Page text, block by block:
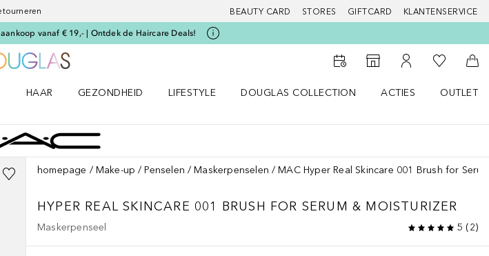
BEAUTY CARD STORES GIFTCARD KLANTENSERVICE
vanaf € 19,- | Ontdek de Haircare Deals!
Naar StorefinderNaar Mijn Account
Naar Mijn
HAAR
GEZONDHEID
LIFESTYLE
DOUGLAS COLLECTION
ACTIES
OUTLET
homepage Make-up Penselen Maskerpenselen MAC Hyper Real Skincare 001 Brush for
HYPER REAL SKINCARE 001 BRUSH FOR SERUM & MOISTURIZER
Maskerpenseel 5 (2)